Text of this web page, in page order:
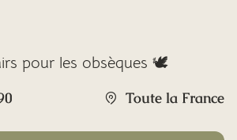
pour les obsèques 🕊️
Toute la France